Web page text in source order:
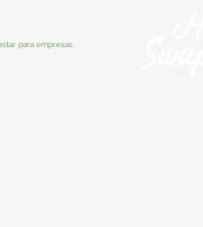
para empresas